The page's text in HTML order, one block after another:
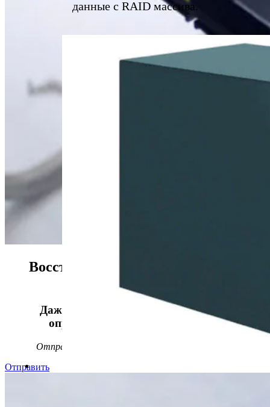
Восстанавливаем данные в 98%
случаев!
Даже, если носитель информации не
определяется, стучит или пищит.
Отправьте заявку на
Отправить
данные с RAID массива.